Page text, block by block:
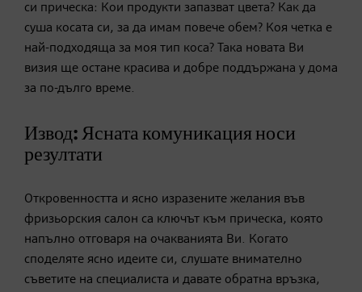
си прическа: Кои продукти запазват цвета? Как да
суша косата си, за да имам повече обем? Коя четка е
най-подходяща за моя тип коса? Така новата Ви
визия ще остане красива и добре поддържана у дома
за по-дълго време.
Извод: Ясната комуникация носи
резултати
Откровенността и ясно изразените желания във
фризьорския салон са ключът към прическа, която
напълно отговаря на очакванията Ви. Когато
споделяте ясно идеите си, слушате внимателно
съветите на специалиста и давате обратна връзка,